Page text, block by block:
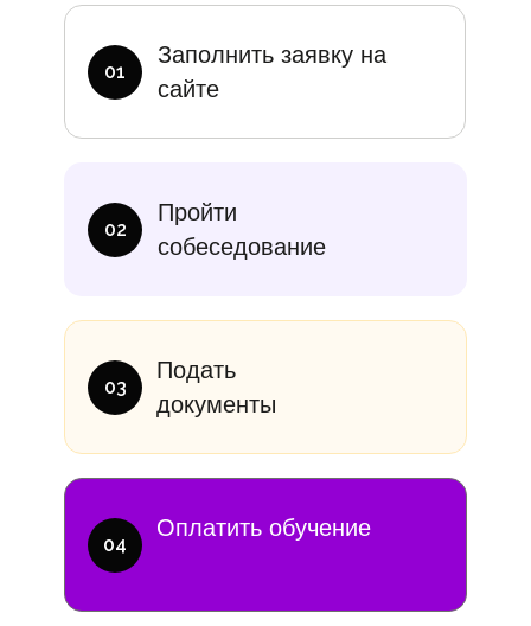
Оплатить обучение
Подать
документы
Пройти
собеседование
Заполнить заявку на
сайте
01
02
03
04
10 000₽